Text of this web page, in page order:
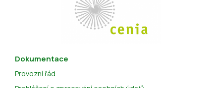
Dokumentace
Provozní řád